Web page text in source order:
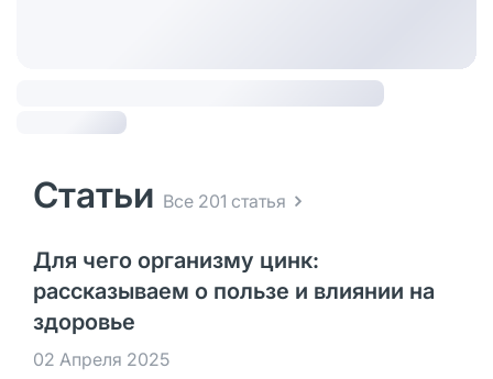
Статьи Все 201 статья
Для чего организму цинк:
рассказываем о пользе и влиянии на
здоровье
02 Апреля 2025